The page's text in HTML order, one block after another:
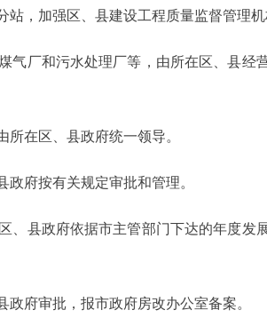
，加强区、县建设工程质量监督管理机
厂和污水处理厂等，由所在区、县经
在区、县政府统一领导。
府按有关规定审批和管理。
县政府依据市主管部门下达的年度发
府审批，报市政府房改办公室备案。